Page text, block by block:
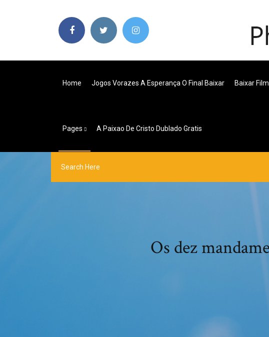
Home Jogos Vorazes A Esperança O Final Baixar Baixar
Pages A Paixao De Cristo Dublado Gratis
Os dez